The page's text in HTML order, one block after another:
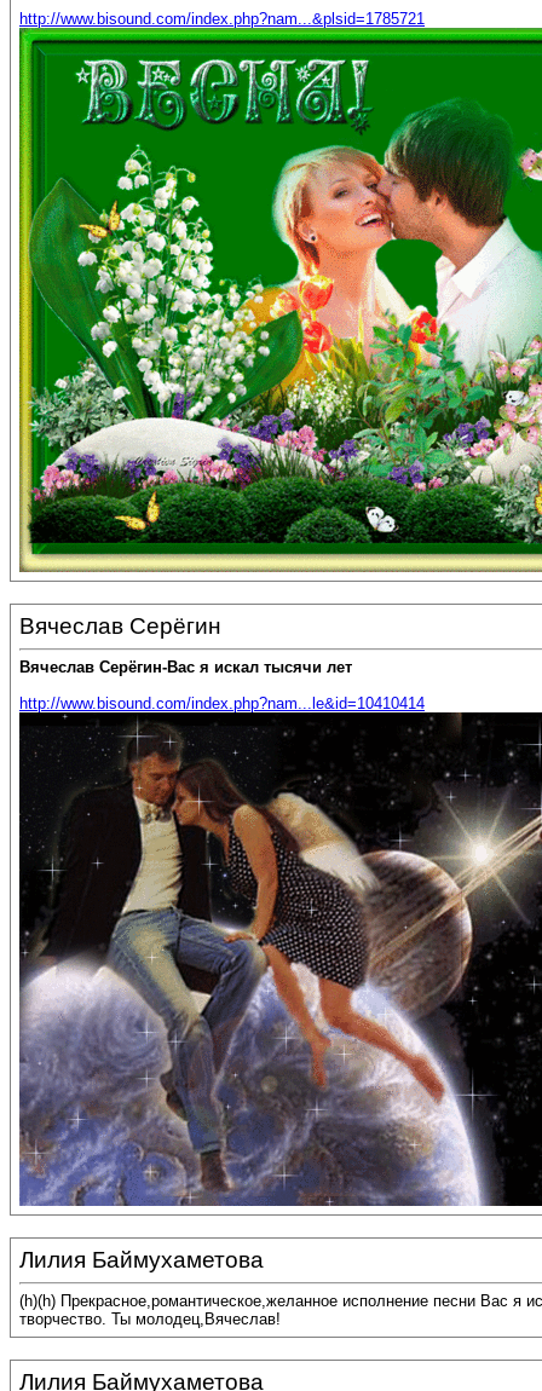
http://www.bisound.com/index.php?nam...&plsid=1785721
Вячеслав Серёгин
Вячеслав Серёгин-Вас я искал тысячи лет
http://www.bisound.com/index.php?nam...le&id=10410414
Лилия Баймухаметова
(h)(h) Прекрасное,романтическое,желанное исполнение песни Вас я
творчество. Ты молодец,Вячеслав!
Лилия Баймухаметова